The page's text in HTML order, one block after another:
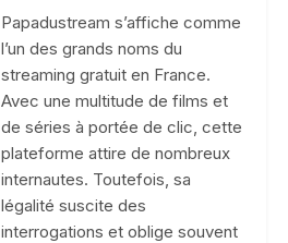
Papadustream s’affiche comme
l’un des grands noms du
streaming gratuit en France.
Avec une multitude de films et
de séries à portée de clic, cette
plateforme attire de nombreux
internautes. Toutefois, sa
légalité suscite des
interrogations et oblige souvent